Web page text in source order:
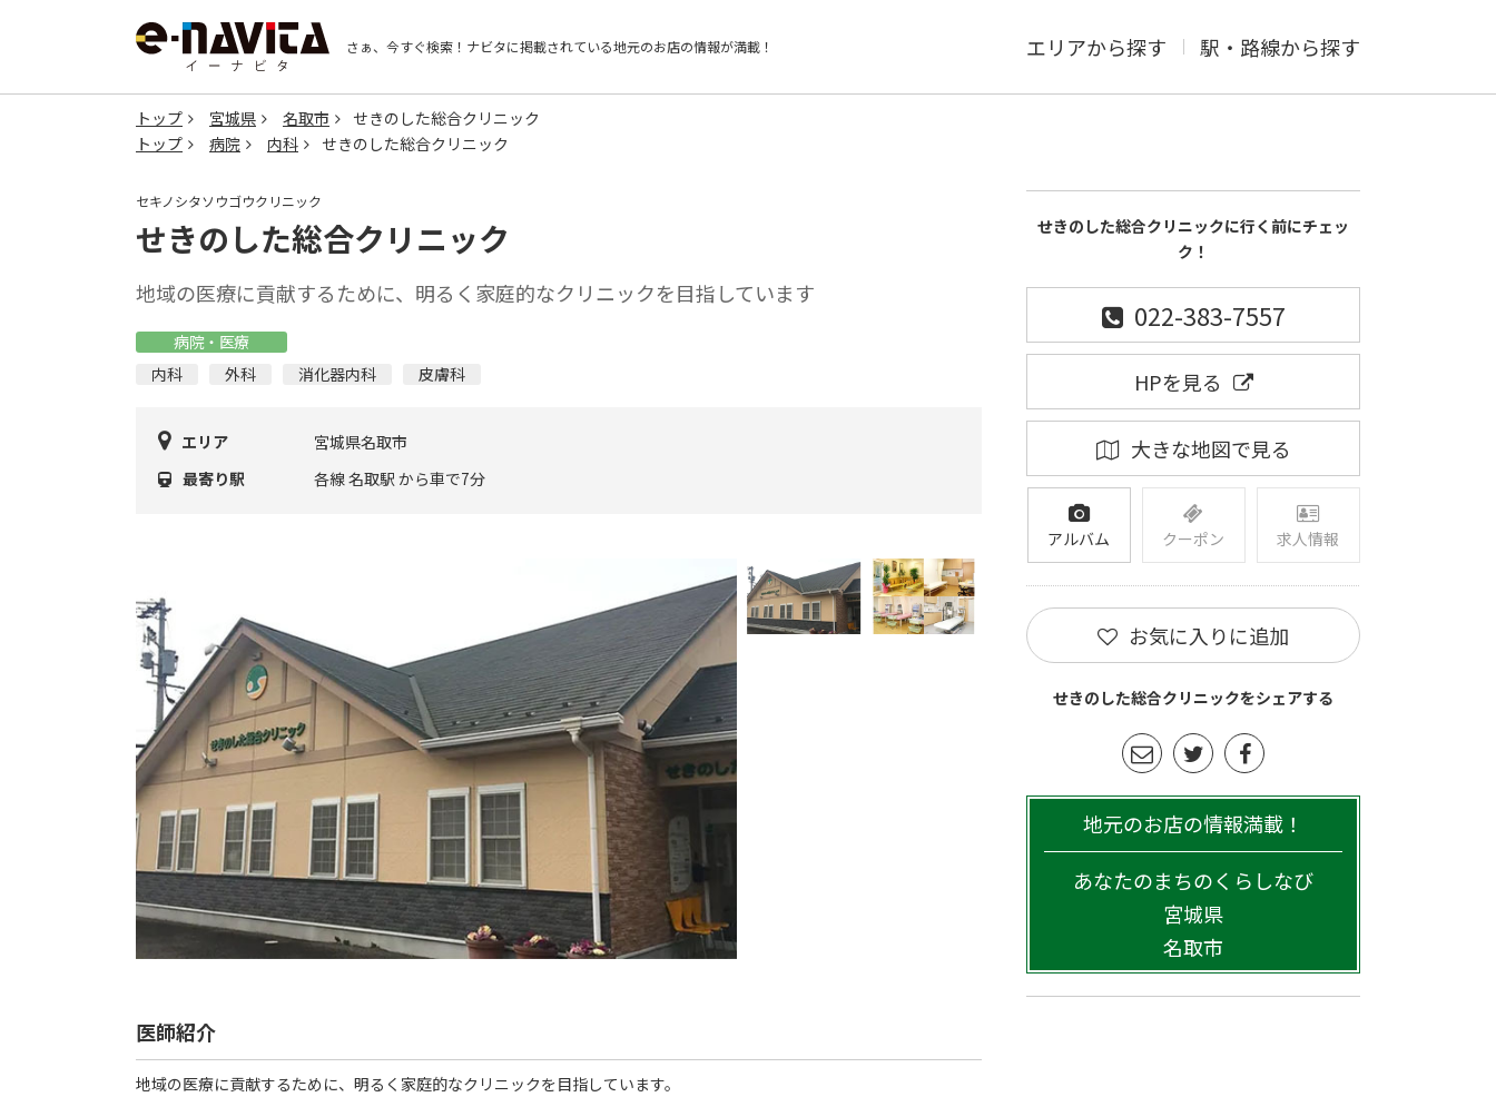
さぁ、今すぐ検索！ ナビタに掲載されている地元のお店の情報が満載！ エリアから探す 駅・路線から探す
トップ 宮城県 名取市
せきのした総合クリニック
トップ
病院 内科 せきのした総合クリニック
セキノシタソウゴウクリニック
せきのした総合クリニック
地域の医療に貢献するために、明るく家庭的なクリニックを目指しています
病院・医療
内科
外科 消化器内科 皮膚科
エリア
宮城県名取市
最寄り駅
各線 名取駅 から車で7分
医師紹介
地域の医療に貢献するために、明るく家庭的なクリニックを目指しています。
せきのした総合クリニックに行く前にチェッ
ク！
022-383-7557
HPを見る
大きな地図で見る
アルバム クーポン 求人情報
お気に入りに追加
せきのした総合クリニックをシェアする
地元のお店の情報満載！
あなたのまちのくらしなび
宮城県
名取市